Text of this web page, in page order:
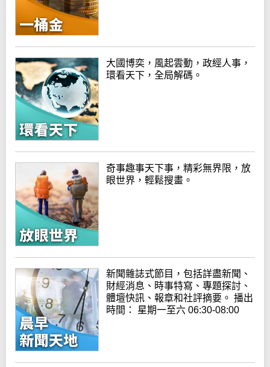
大國博奕，風起雲動，政經人事，
環看天下，全局解碼。
奇事趣事天下事，精彩無界限，放
眼世界，輕鬆搜畫。
新聞雜誌式節目，包括詳盡新聞、
財經消息、時事特寫、專題探討、
體壇快訊、報章和社評摘要。 播出
時間： 星期一至六 06:30-08:00